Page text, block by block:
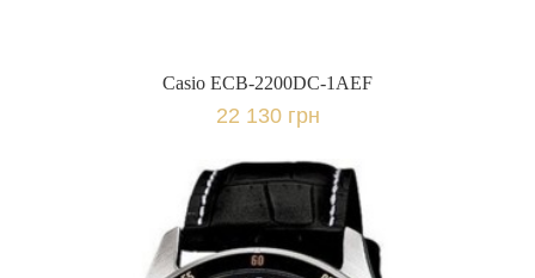
Casio ECB-2200DC-1AEF
22 130 грн